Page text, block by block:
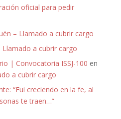
oficial para pedir
– Llamado a cubrir cargo
Llamado a cubrir cargo
| Convocatoria ISSJ-100 en
a cubrir cargo
“Fui creciendo en la fe, al
te traen…”